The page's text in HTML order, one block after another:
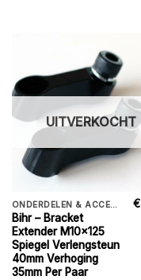
UITVERKOCHT
ONDERDELEN & ACCESSORIES
Bihr – Bracket
Extender M10x125
Spiegel Verlengsteun
40mm Verhoging
35mm Per Paar
€